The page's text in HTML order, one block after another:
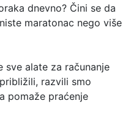
dnevno? Čini se da
maratonac nego više
sve alate za računanje
razvili smo
pomaže praćenje